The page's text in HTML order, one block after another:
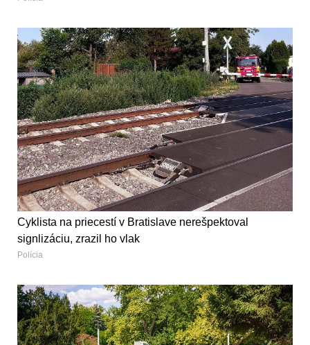
Cyklista na priecestí v Bratislave nerešpektoval
signlizáciu, zrazil ho vlak
Polícia